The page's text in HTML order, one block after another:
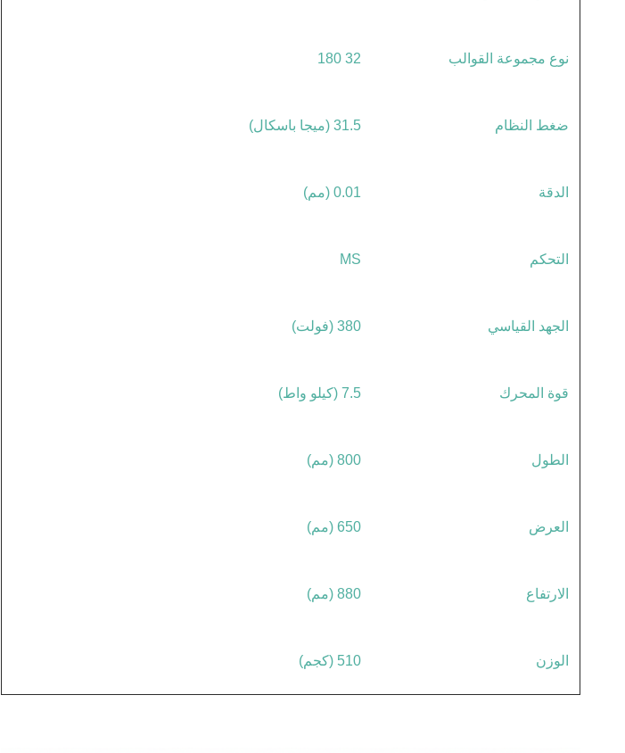
نوع مجموعة القوالب 32 180
ضغط النظام 31.5 (ميجا باسكال)
الدقة 0.01 (مم)
التحكم MS
الجهد القياسي 380 (فولت)
قوة المحرك 7.5 (كيلو واط)
الطول 800 (مم)
العرض 650 (مم)
الارتفاع 880 (مم)
الوزن 510 (كجم)